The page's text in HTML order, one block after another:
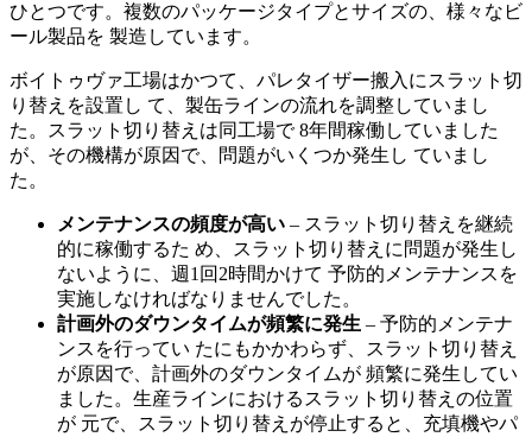
ひとつです。複数のパッケージタイプとサイズの、様々なビ
ール製品を 製造しています。
ボイトゥヴァ工場はかつて、パレタイザー搬入にスラット切
り替えを設置し て、製缶ラインの流れを調整していまし
た。スラット切り替えは同工場で 8年間稼働していました
が、その機構が原因で、問題がいくつか発生し ていまし
た。
メンテナンスの頻度が高い – スラット切り替えを継続
的に稼働するた め、スラット切り替えに問題が発生し
ないように、週1回2時間かけて 予防的メンテナンスを
実施しなければなりませんでした。
計画外のダウンタイムが頻繁に発生 – 予防的メンテナ
ンスを行ってい たにもかかわらず、スラット切り替え
が原因で、計画外のダウンタイムが 頻繁に発生してい
ました。生産ラインにおけるスラット切り替えの位置
が 元で、スラット切り替えが停止すると、充填機やパ